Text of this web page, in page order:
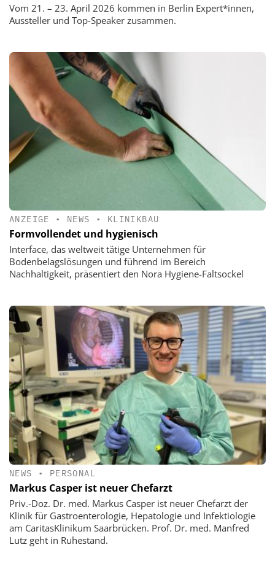
Vom 21. – 23. April 2026 kommen in Berlin Expert*innen,
Aussteller und Top-Speaker zusammen.
ANZEIGE • NEWS • KLINIKBAU
Formvollendet und hygienisch
Interface, das weltweit tätige Unternehmen für
Bodenbelagslösungen und führend im Bereich
Nachhaltigkeit, präsentiert den Nora Hygiene-Faltsockel
NEWS • PERSONAL
Markus Casper ist neuer Chefarzt
Priv.-Doz. Dr. med. Markus Casper ist neuer Chefarzt der
Klinik für Gastroenterologie, Hepatologie und Infektiologie
am CaritasKlinikum Saarbrücken. Prof. Dr. med. Manfred
Lutz geht in Ruhestand.